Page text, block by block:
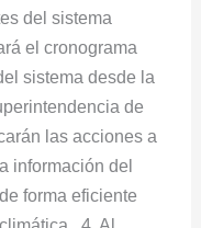
del sistema
el cronograma
sistema desde la
de
las acciones a
información del
forma eficiente